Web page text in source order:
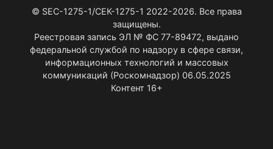
© SEC-1275-1/СЕК-1275-1 2022-2026. Все права
защищены.
Реестровая запись ЭЛ № ФС 77-89472, выдано
федеральной службой по надзору в сфере связи,
информационных технологий и массовых
коммуникаций (Роскомнадзор) 06.05.2025
Контент 16+